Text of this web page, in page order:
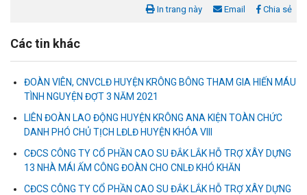
In trang này Email Chia sẻ
Các tin khác
ĐOÀN VIÊN, CNVCLĐ HUYỆN KRÔNG BÔNG THAM GIA HIẾN MÁU
TÌNH NGUYỆN ĐỢT 3 NĂM 2021
LIÊN ĐOÀN LAO ĐỘNG HUYỆN KRÔNG ANA KIỆN TOÀN CHỨC
DANH PHÓ CHỦ TỊCH LĐLĐ HUYỆN KHÓA VIII
CĐCS CÔNG TY CỔ PHẦN CAO SU ĐẮK LẮK HỖ TRỢ XÂY DỰNG
13 NHÀ MÁI ẤM CÔNG ĐOÀN CHO CNLĐ KHÓ KHĂN
CĐCS CÔNG TY CỔ PHẦN CAO SU ĐẮK LẮK HỖ TRỢ XÂY DỰNG
Liên đoàn Lao động tỉnh tổ chức trao kinh phí hỗ trợ xây dựng nhà
Mái ấm Công đoàn cho đoàn viên công đoàn có hoàn cảnh...